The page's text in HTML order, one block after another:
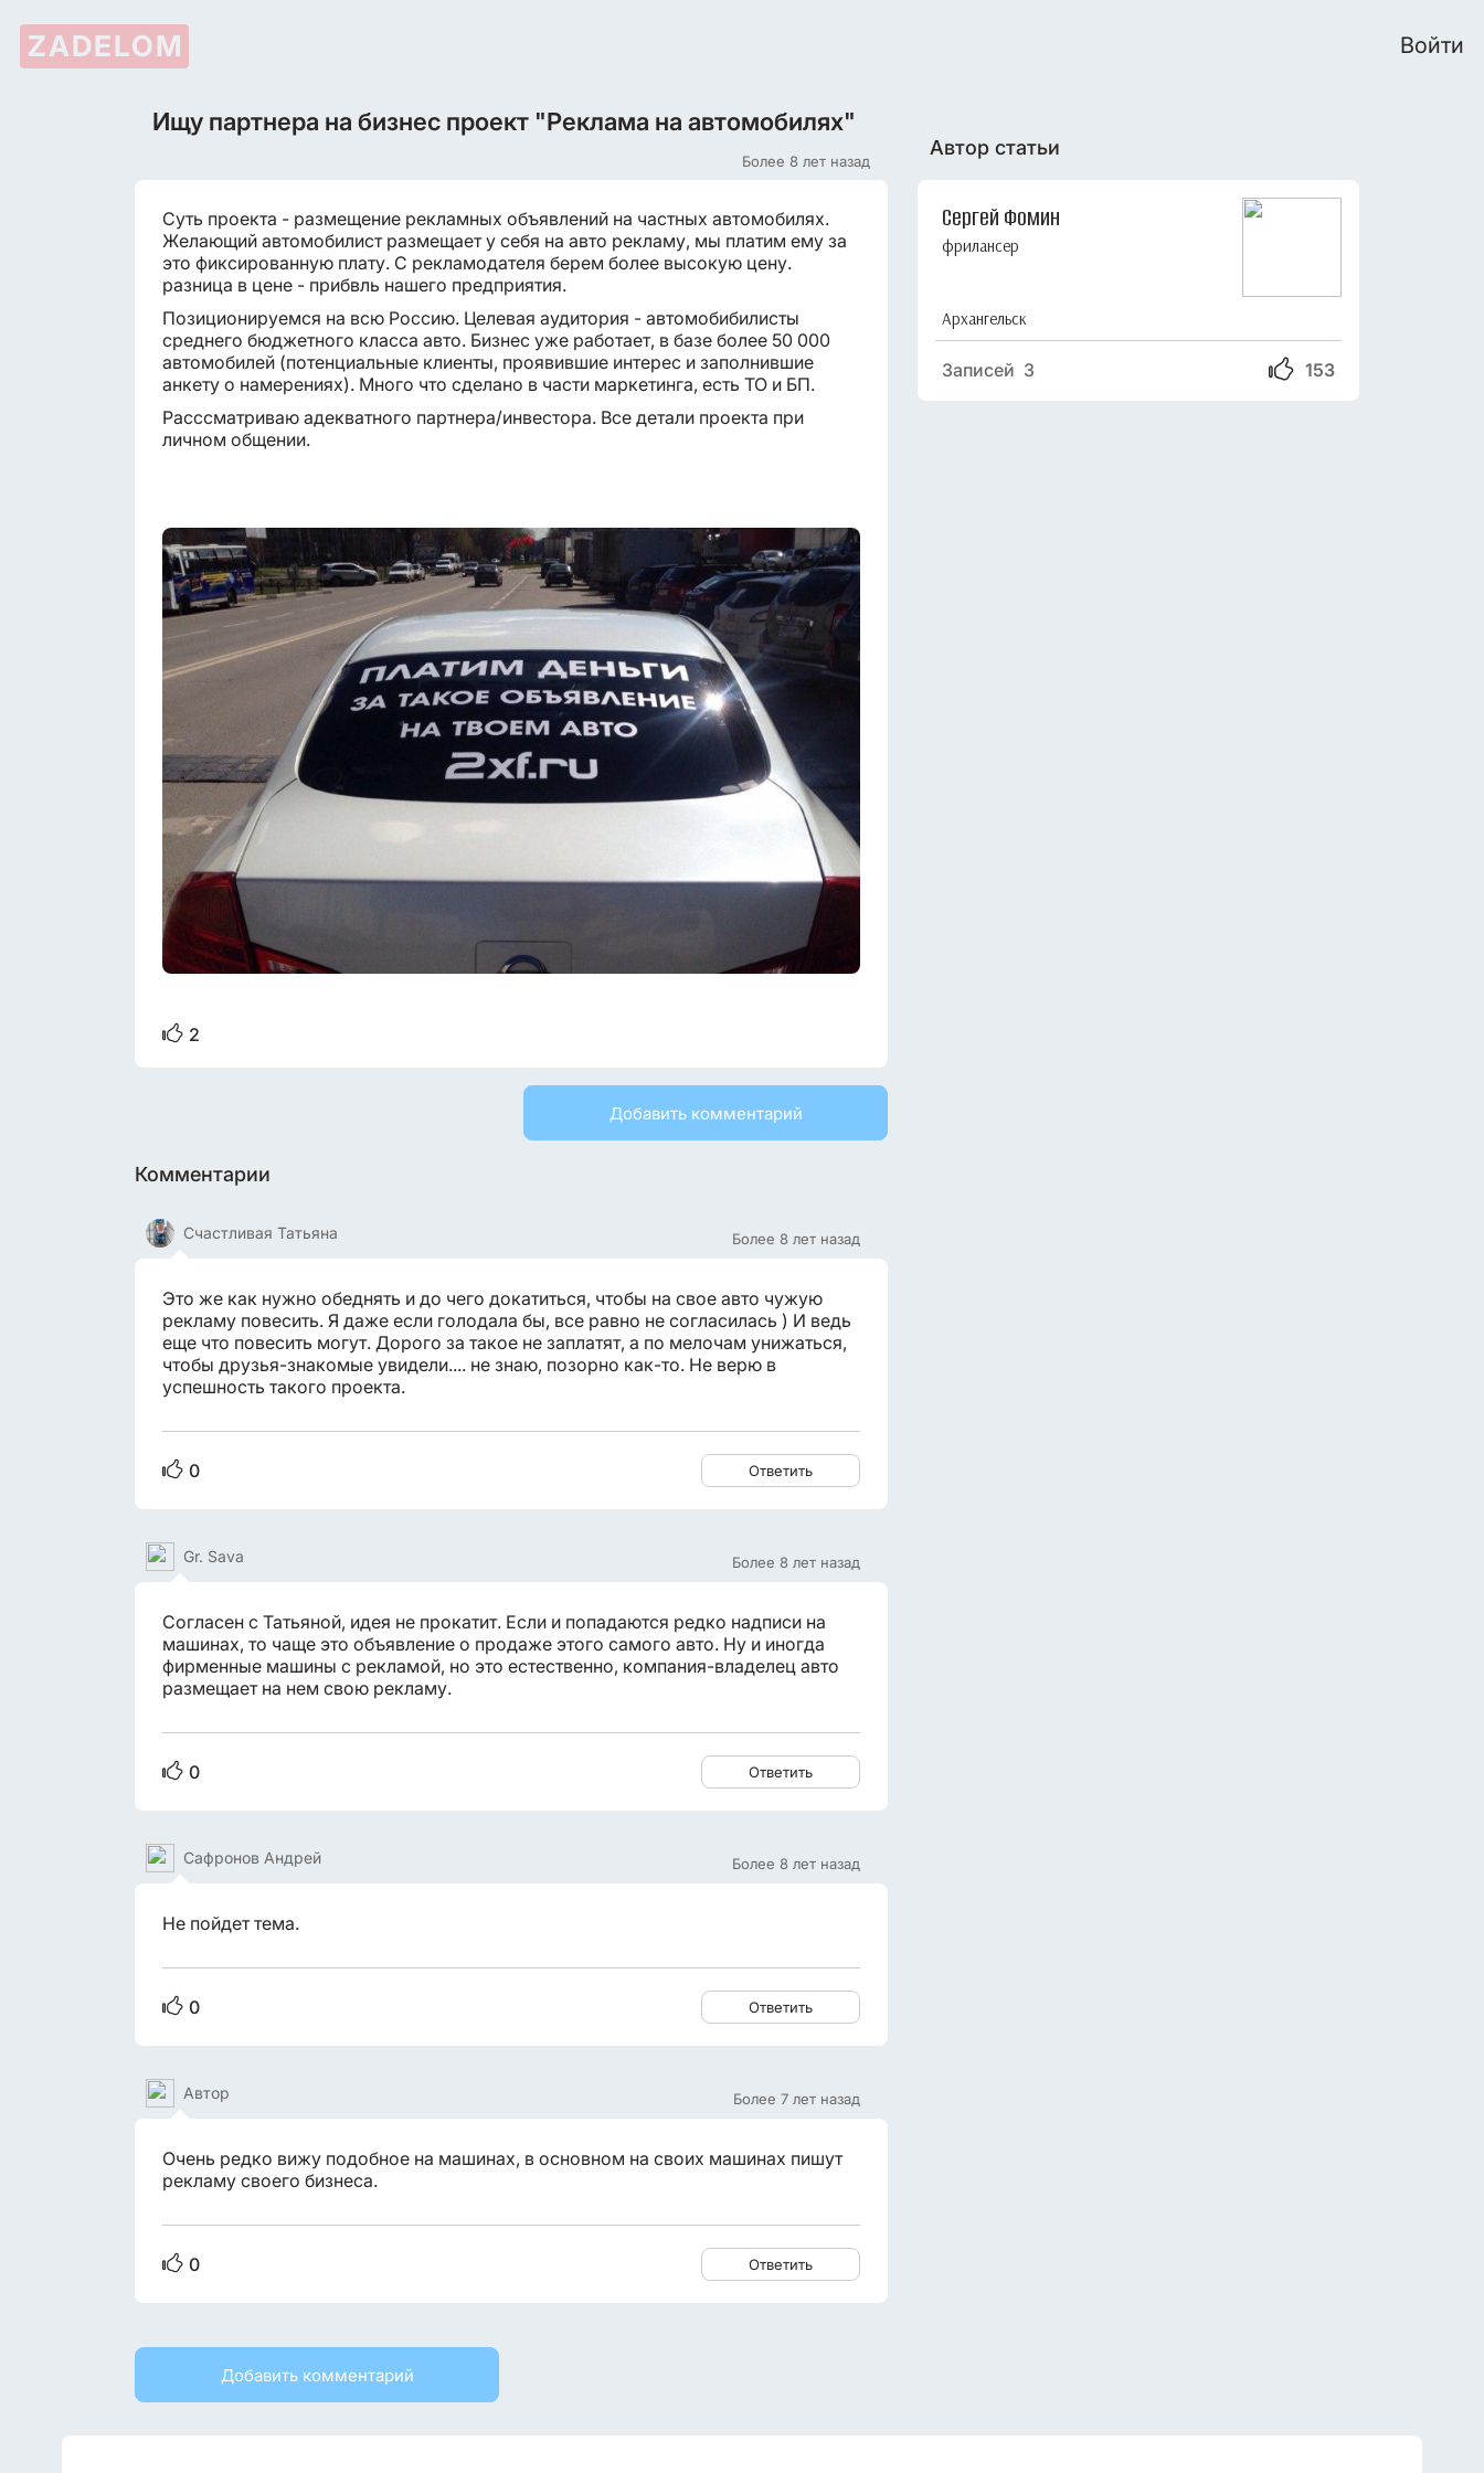
ZADELOM Войти
Ищу партнера на бизнес проект "Реклама на автомобилях"
Более 8 лет назад
Суть проекта - размещение рекламных объявлений на частных автомобилях.
Желающий автомобилист размещает у себя на авто рекламу, мы платим ему за
это фиксированную плату. С рекламодателя берем более высокую цену.
разница в цене - прибвль нашего предприятия.
Позиционируемся на всю Россию. Целевая аудитория - автомобибилисты
среднего бюджетного класса авто. Бизнес уже работает, в базе более 50 000
автомобилей (потенциальные клиенты, проявившие интерес и заполнившие
анкету о намерениях). Много что сделано в части маркетинга, есть ТО и БП.
Расссматриваю адекватного партнера/инвестора. Все детали проекта при
личном общении.
2
Добавить комментарий
Комментарии
Более 8 лет назад
Счастливая Татьяна
Это же как нужно обеднять и до чего докатиться, чтобы на свое авто чужую
рекламу повесить. Я даже если голодала бы, все равно не согласилась ) И ведь
еще что повесить могут. Дорого за такое не заплатят, а по мелочам унижаться,
чтобы друзья-знакомые увидели.... не знаю, позорно как-то. Не верю в
успешность такого проекта.
0 Ответить
Более 8 лет назад
Gr. Sava
Согласен с Татьяной, идея не прокатит. Если и попадаются редко надписи на
машинах, то чаще это объявление о продаже этого самого авто. Ну и иногда
фирменные машины с рекламой, но это естественно, компания-владелец авто
размещает на нем свою рекламу.
0 Ответить
Более 8 лет назад
Сафронов Андрей
Не пойдет тема.
0 Ответить
Более 7 лет назад
Автор
Очень редко вижу подобное на машинах, в основном на своих машинах пишут
рекламу своего бизнеса.
0 Ответить
Добавить комментарий
Автор статьи
Сергей Фомин
фрилансер
Архангельск
153
Записей 3